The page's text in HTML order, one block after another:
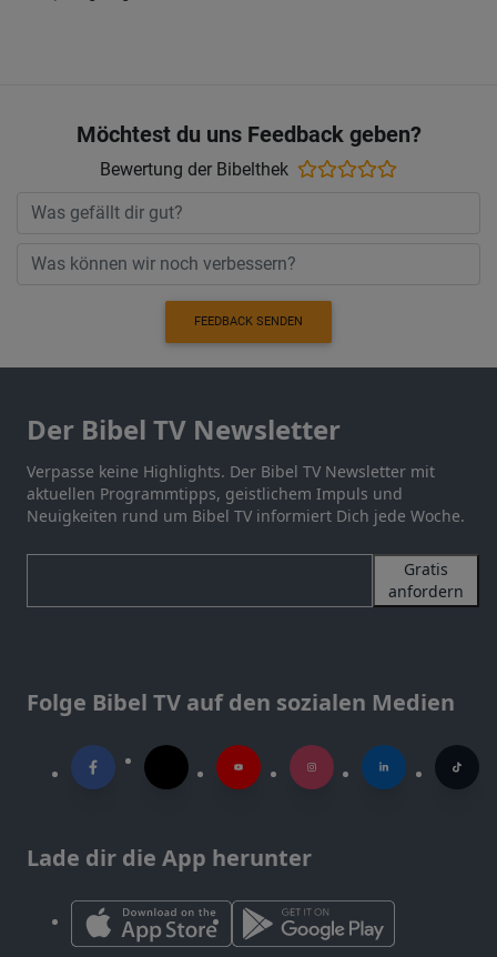
Möchtest du uns Feedback geben?
Bewertung der Bibelthek
FEEDBACK SENDEN
Der Bibel TV Newsletter
Verpasse keine Highlights. Der Bibel TV Newsletter mit
aktuellen Programmtipps, geistlichem Impuls und
Neuigkeiten rund um Bibel TV informiert Dich jede Woche.
Gratis
anfordern
Folge Bibel TV auf den sozialen Medien
Lade dir die App herunter